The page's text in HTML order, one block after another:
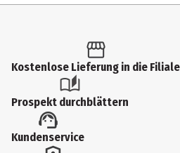
nach Wunsch stylen. Nicht ausspülen.
Geschenkverpackung
Nein
Hersteller
Schwarzkopf&Henkel GmbH
Kostenlose Lieferung in die Filiale
Prospekt durchblättern
Kundenservice